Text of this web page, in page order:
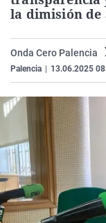
la dimisión de
Onda Cero Palencia
Palencia 13.06.2025